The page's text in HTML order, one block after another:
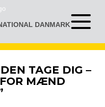
DANMARKÅben
menu
TAGE DIG –
MÆND